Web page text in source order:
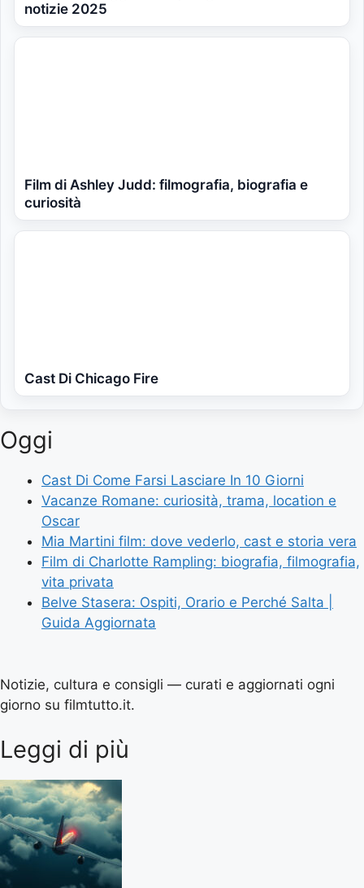
notizie 2025
Film di Ashley Judd: filmografia, biografia e
curiosità
Cast Di Chicago Fire
Oggi
Cast Di Come Farsi Lasciare In 10 Giorni
Vacanze Romane: curiosità, trama, location e
Oscar
Mia Martini film: dove vederlo, cast e storia vera
Film di Charlotte Rampling: biografia, filmografia,
vita privata
Belve Stasera: Ospiti, Orario e Perché Salta |
Guida Aggiornata
Notizie, cultura e consigli — curati e aggiornati ogni
giorno su filmtutto.it.
Leggi di più